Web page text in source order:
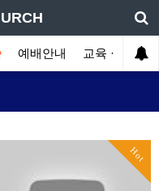
예배안내 교육 · 훈련
Hot